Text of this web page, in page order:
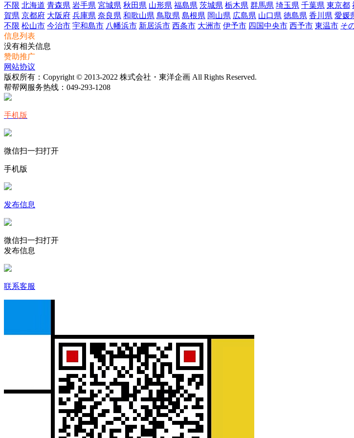
不限 北海道 青森県 岩手県 宮城県 秋田県 山形県 福島県 茨城県 栃木県 群馬県 埼玉県 千葉県 東京都
賀県 京都府 大阪府 兵庫県 奈良県 和歌山県 鳥取県 島根県 岡山県 広島県 山口県 徳島県 香川県 愛媛
不限 松山市 今治市 宇和島市 八幡浜市 新居浜市 西条市 大洲市 伊予市 四国中央市 西予市 東温市 そ
信息列表
没有相关信息
赞助推广
网站协议
版权所有：Copyright © 2013-2022 株式会社・東洋企画 All Rights Reserved.
帮帮网服务热线： 049-293-1208
手机版
微信扫一扫打开
手机版
发布信息
微信扫一扫打开
发布信息
联系客服